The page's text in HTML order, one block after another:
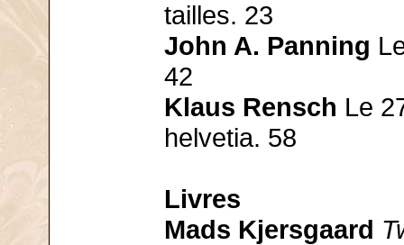
tailles. 23
John A. Panning
42
Klaus Rensch Le
helvetia. 58
Livres
Mads Kjersgaard